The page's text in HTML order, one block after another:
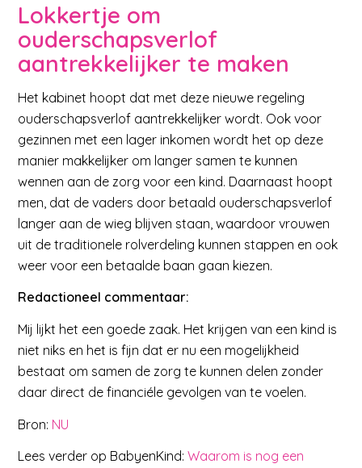
Lokkertje om
ouderschapsverlof
aantrekkelijker te maken
Het kabinet hoopt dat met deze nieuwe regeling
ouderschapsverlof aantrekkelijker wordt. Ook voor
gezinnen met een lager inkomen wordt het op deze
manier makkelijker om langer samen te kunnen
wennen aan de zorg voor een kind. Daarnaast hoopt
men, dat de vaders door betaald ouderschapsverlof
langer aan de wieg blijven staan, waardoor vrouwen
uit de traditionele rolverdeling kunnen stappen en ook
weer voor een betaalde baan gaan kiezen.
Redactioneel commentaar:
Mij lijkt het een goede zaak. Het krijgen van een kind is
niet niks en het is fijn dat er nu een mogelijkheid
bestaat om samen de zorg te kunnen delen zonder
daar direct de financiéle gevolgen van te voelen.
Bron: NU
Lees verder op BabyenKind:Waarom is nog een